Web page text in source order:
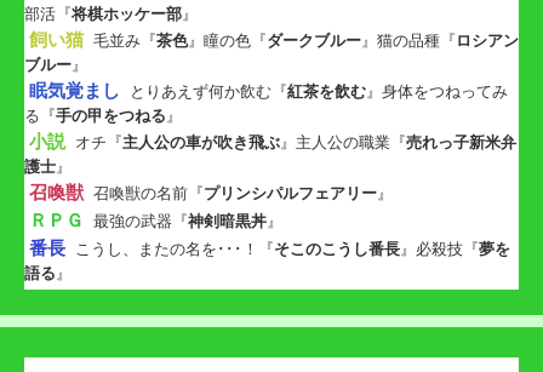
部活『将棋ホッケー部』
飼い猫 毛並み『茶色』瞳の色『ダークブルー』猫の品種『 ロシアン
ブルー』
眠気覚まし とりあえず何か飲む『紅茶を飲む』身体をつねってみ
る『手の甲をつねる』
小説 オチ『主人公の車が吹き飛ぶ』主人公の職業『売れっ子新米弁
護士』
召喚獣 召喚獣の名前『プリンシパルフェアリー』
ＲＰＧ 最強の武器『神剣暗黒丼』
番長 こうし、またの名を･･･！『そこのこうし番長』必殺技『夢を
語る』